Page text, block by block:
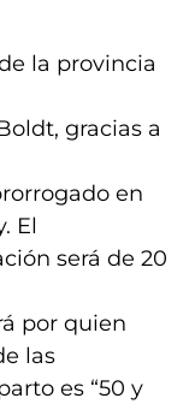
la provincia
gracias a
en
El
será de 20
por quien
las
es “50 y